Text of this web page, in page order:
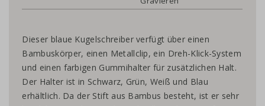
Dieser blaue Kugelschreiber verfügt über einen
Bambuskörper, einen Metallclip, ein Dreh-Klick-System
und einen farbigen Gummihalter für zusätzlichen Halt.
Der Halter ist in Schwarz, Grün, Weiß und Blau
erhältlich. Da der Stift aus Bambus besteht, ist er sehr